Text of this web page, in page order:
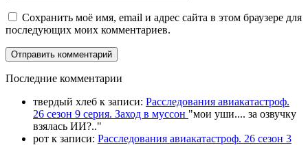
Сохранить моё имя, email и адрес сайта в этом браузере для
последующих моих комментариев.
Последние комментарии
твердый хлеб к записи: Расследования авиакатастроф.
26 сезон 9 серия. Заход в муссон "мои уши.... за озвучку
взялась ИИ?.."
рот к записи: Расследования авиакатастроф. 26 сезон 3